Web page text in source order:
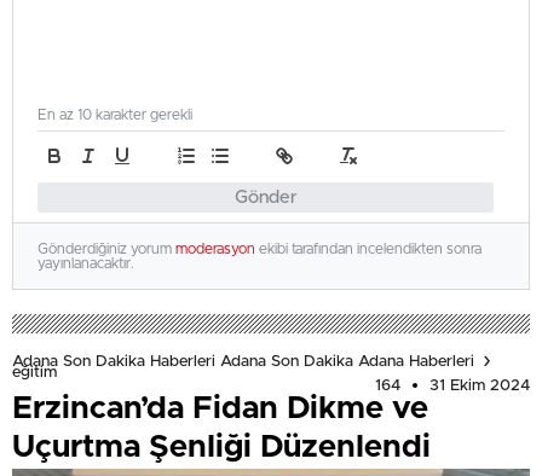
Gönder
En az 10 karakter gerekli
Gönderdiğiniz yorum moderasyon ekibi tarafından incelendikten sonra
yayınlanacaktır.
Adana Son Dakika Haberleri Adana Son Dakika Adana Haberleri
eğitim
164
31 Ekim 2024
Erzincan’da Fidan Dikme ve
Uçurtma Şenliği Düzenlendi